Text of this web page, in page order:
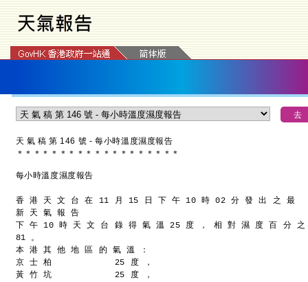
天 氣 稿 第 146 號 - 每小時溫度濕度報告
＊ ＊ ＊ ＊ ＊ ＊ ＊ ＊ ＊ ＊ ＊ ＊ ＊ ＊ ＊ ＊ ＊ ＊ ＊
每小時溫度濕度報告
香 港 天 文 台 在 11 月 15 日 下 午 10 時 02 分 發 出 之 最
新 天 氣 報 告
下 午 10 時 天 文 台 錄 得 氣 溫 25 度 ， 相 對 濕 度 百 分 之
81 。
本 港 其 他 地 區 的 氣 溫 ：
京 士 柏            25 度 ，
黃 竹 坑            25 度 ，